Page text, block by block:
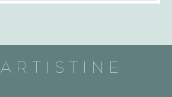
ARTISTINE